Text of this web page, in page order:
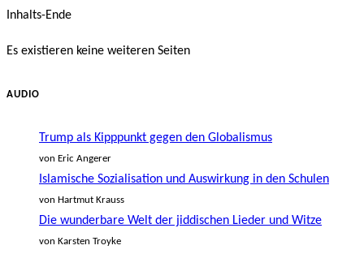
Inhalts-Ende
Es existieren keine weiteren Seiten
AUDIO
Trump als Kipppunkt gegen den Globalismus
von Eric Angerer
Islamische Sozialisation und Auswirkung in den Schulen
von Hartmut Krauss
Die wunderbare Welt der jiddischen Lieder und Witze
von Karsten Troyke